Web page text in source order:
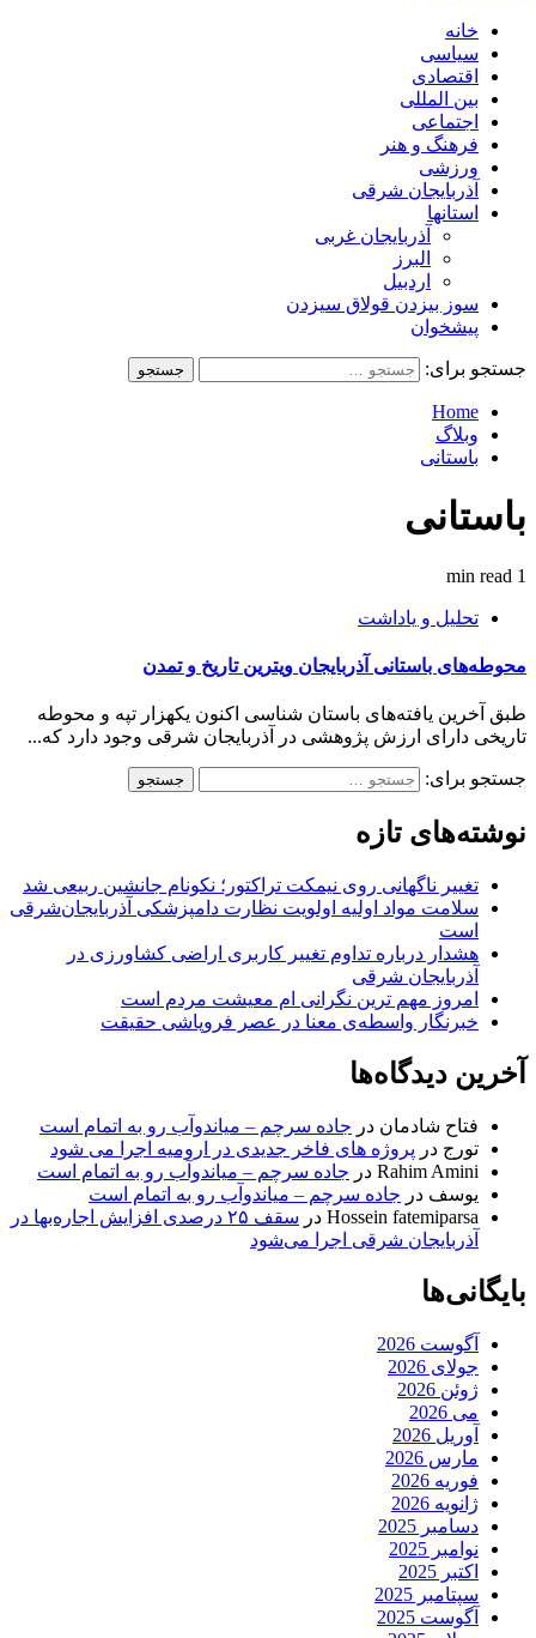
خانه
سیاسی
اقتصادی
بین المللی
اجتماعی
فرهنگ و هنر
ورزشی
آذربایجان شرقی
استانها
آذربایجان غربی
البرز
اردبیل
سوز بیزدن قولاق سیزدن
پیشخوان
جستجو برای:
Home
وبلاگ
باستانی
باستانی
1 min read
تحلیل و یاداشت
محوطه‌های باستانی آذربایجان ویترین تاریخ و تمدن
طبق آخرین یافته‌های باستان شناسی اکنون یکهزار تپه و محوطه
تاریخی دارای ارزش پژوهشی در آذربایجان شرقی وجود دارد که...
جستجو برای:
نوشته‌های تازه
تغییر ناگهانی روی نیمکت تراکتور؛ نکونام جانشین ربیعی شد
سلامت مواد اولیه اولویت نظارت دامپزشکی آذربایجان‌شرقی
است
هشدار درباره تداوم تغییر کاربری اراضی کشاورزی در
آذربایجان شرقی
امروز مهم‌ ترین نگرانی‌ ام معیشت مردم است
خبرنگار واسطه‌ی معنا در عصر فروپاشی حقیقت
آخرین دیدگاه‌ها
فتاح شادمان در جاده سرچم – میاندوآب رو به اتمام است
تورج در پروژه های فاخر جدیدی در ارومیه اجرا می شود
Rahim Amini در جاده سرچم – میاندوآب رو به اتمام است
یوسف در جاده سرچم – میاندوآب رو به اتمام است
Hossein fatemiparsa در
سقف ۲۵ درصدی افزایش اجاره‌بها در
آذربایجان شرقی اجرا می‌شود
بایگانی‌ها
آگوست 2026
جولای 2026
ژوئن 2026
می 2026
آوریل 2026
مارس 2026
فوریه 2026
ژانویه 2026
دسامبر 2025
نوامبر 2025
اکتبر 2025
سپتامبر 2025
آگوست 2025